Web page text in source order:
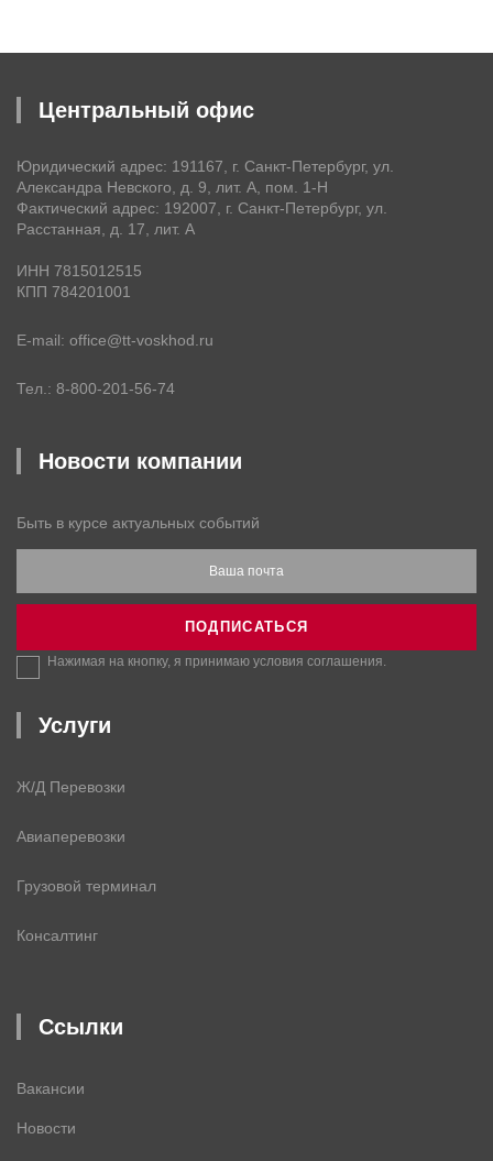
Центральный офис
Юридический адрес: 191167, г. Санкт-Петербург, ул.
Александра Невского, д. 9, лит. А, пом. 1-Н
Фактический адрес: 192007, г. Санкт-Петербург, ул.
Расстанная, д. 17, лит. А
ИНН 7815012515
КПП 784201001
E-mail office@tt-voskhod.ru
Тел. 8-800-201-56-74
Новости компании
Быть в курсе актуальных событий
Ваша почта
ПОДПИСАТЬСЯ
Нажимая на кнопку, я принимаю условия соглашения
Услуги
Ж/Д Перевозки
Авиаперевозки
Грузовой терминал
Консалтинг
Ссылки
Вакансии
Новости